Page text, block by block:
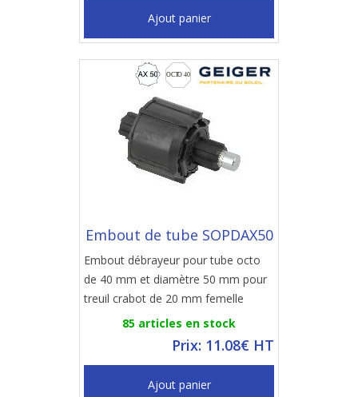
Ajout panier
Embout de tube SOPDAX50
Embout débrayeur pour tube octo
de 40 mm et diamètre 50 mm pour
treuil crabot de 20 mm femelle
85 articles en stock
Prix: 11.08€ HT
Ajout panier